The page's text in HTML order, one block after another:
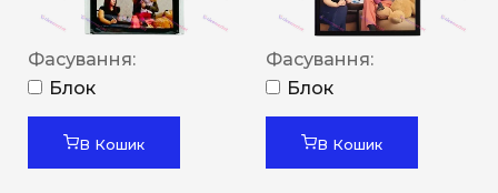
Фасування:
Блок
В Кошик
Фасування:
Блок
В Кошик